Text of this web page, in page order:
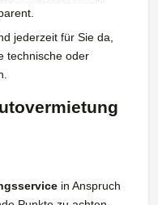
jederzeit für Sie da,
technische oder
in Anspruch